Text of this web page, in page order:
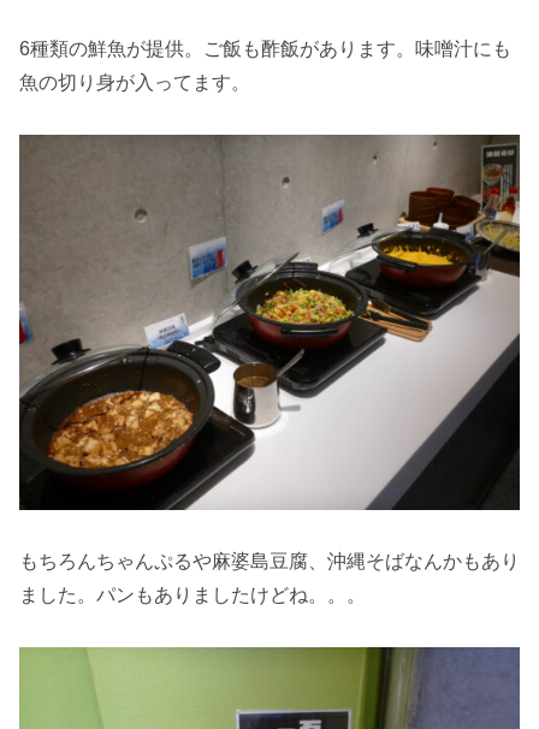
6種類の鮮魚が提供。ご飯も酢飯があります。味噌汁にも
魚の切り身が入ってます。
もちろんちゃんぷるや麻婆島豆腐、沖縄そばなんかもあり
ました。パンもありましたけどね。。。